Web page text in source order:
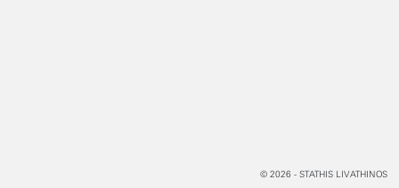
© 2026 - STATHIS LIVATHINOS